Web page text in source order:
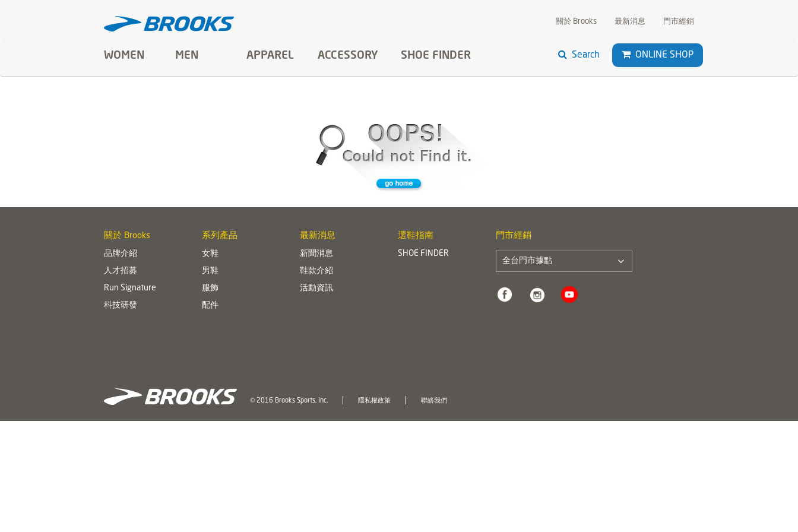
關於 Brooks 最新消息 門市經銷
WOMEN MEN APPAREL ACCESSORY SHOE FINDER Search ONLINE SHOP
關於 Brooks
品牌介紹
人才招募
Run Signature
科技研發
系列產品
女鞋
男鞋
服飾
配件
最新消息
新聞消息
鞋款介紹
活動資訊
選鞋指南
SHOE FINDER
門市經銷
全台門市據點
© 2016 Brooks Sports, Inc. 隱私權政策 聯絡我們